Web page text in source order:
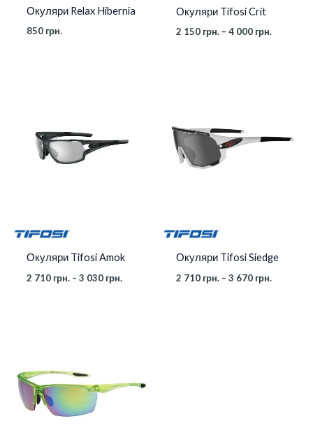
Окуляри Relax Hibernia
850 грн.
Окуляри Tifosi Crit
2 150 грн. – 4 000 грн.
Окуляри Tifosi Amok
2 710 грн. – 3 030 грн.
до
Окуляри Tifosi Siedge
2 710 грн. – 3 670 грн.
до